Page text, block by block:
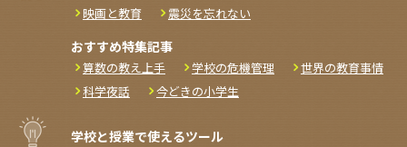
映画と教育
震災を忘れない
おすすめ特集記事
算数の教え上手 学校の危機管理
世界の教育事情
科学夜話
今どきの小学生
学校と授業で使えるツール